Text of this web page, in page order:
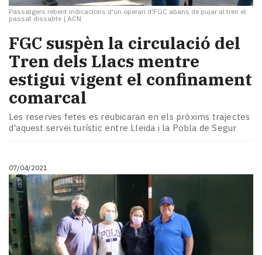
Passatgers rebent indicacions d'un operari d'FGC abans de pujar al tren el
passat dissabte | ACN
FGC suspèn la circulació del
Tren dels Llacs mentre
estigui vigent el confinament
comarcal
Les reserves fetes es reubicaran en els pròxims trajectes
d'aquest servei turístic entre Lleida i la Pobla de Segur
07/04/2021